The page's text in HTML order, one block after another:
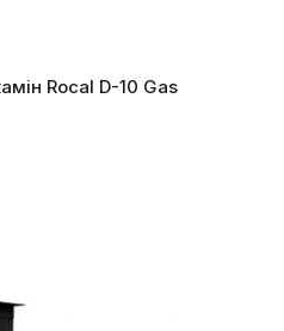
Rocal D-10 Gas